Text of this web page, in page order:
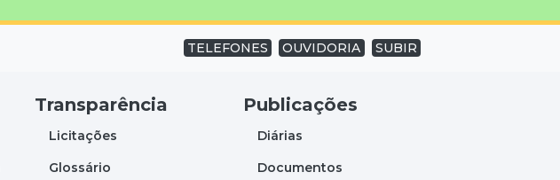
TELEFONES OUVIDORIA SUBIR
Transparência
Licitações
Glossário
Publicações
Diárias
Documentos